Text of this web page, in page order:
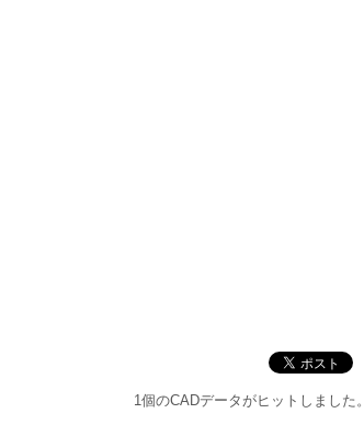
1個のCADデータがヒットしました。